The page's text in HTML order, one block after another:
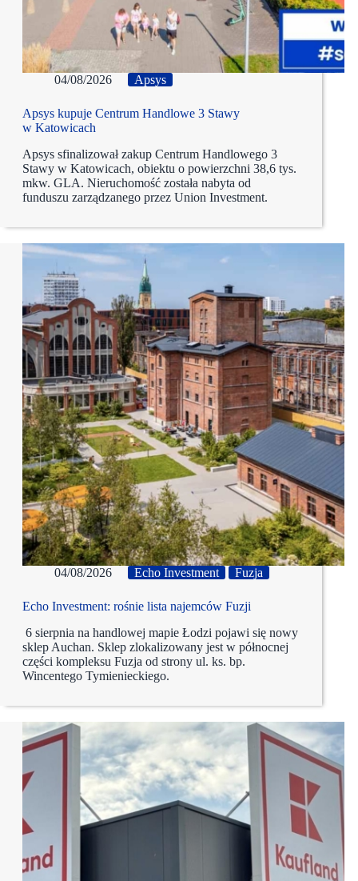
04/08/2026 Apsys
Apsys kupuje Centrum Handlowe 3 Stawy
w Katowicach
Apsys sfinalizował zakup Centrum Handlowego 3
Stawy w Katowicach, obiektu o powierzchni 38,6 tys.
mkw. GLA. Nieruchomość została nabyta od
funduszu zarządzanego przez Union Investment.
04/08/2026 Echo Investment Fuzja
Echo Investment: rośnie lista najemców Fuzji
6 sierpnia na handlowej mapie Łodzi pojawi się nowy
sklep Auchan. Sklep zlokalizowany jest w północnej
części kompleksu Fuzja od strony ul. ks. bp.
Wincentego Tymienieckiego.